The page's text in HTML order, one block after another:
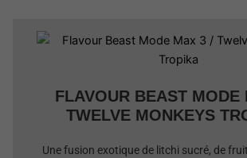
FLAVOUR BEAST MODE
TWELVE MONKEYS
Une fusion exotique de litchi sucré, de